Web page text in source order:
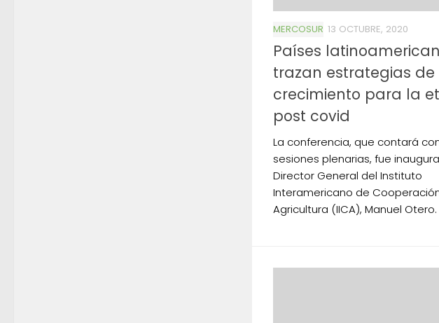
MERCOSUR 13 OCTUBRE, 2020
Países
trazan estrategias de
crecimiento para la
post covid
La conferencia, que contará
sesiones plenarias, fue
Director General del Instituto
Interamericano de
Agricultura (IICA), Manuel Otero.